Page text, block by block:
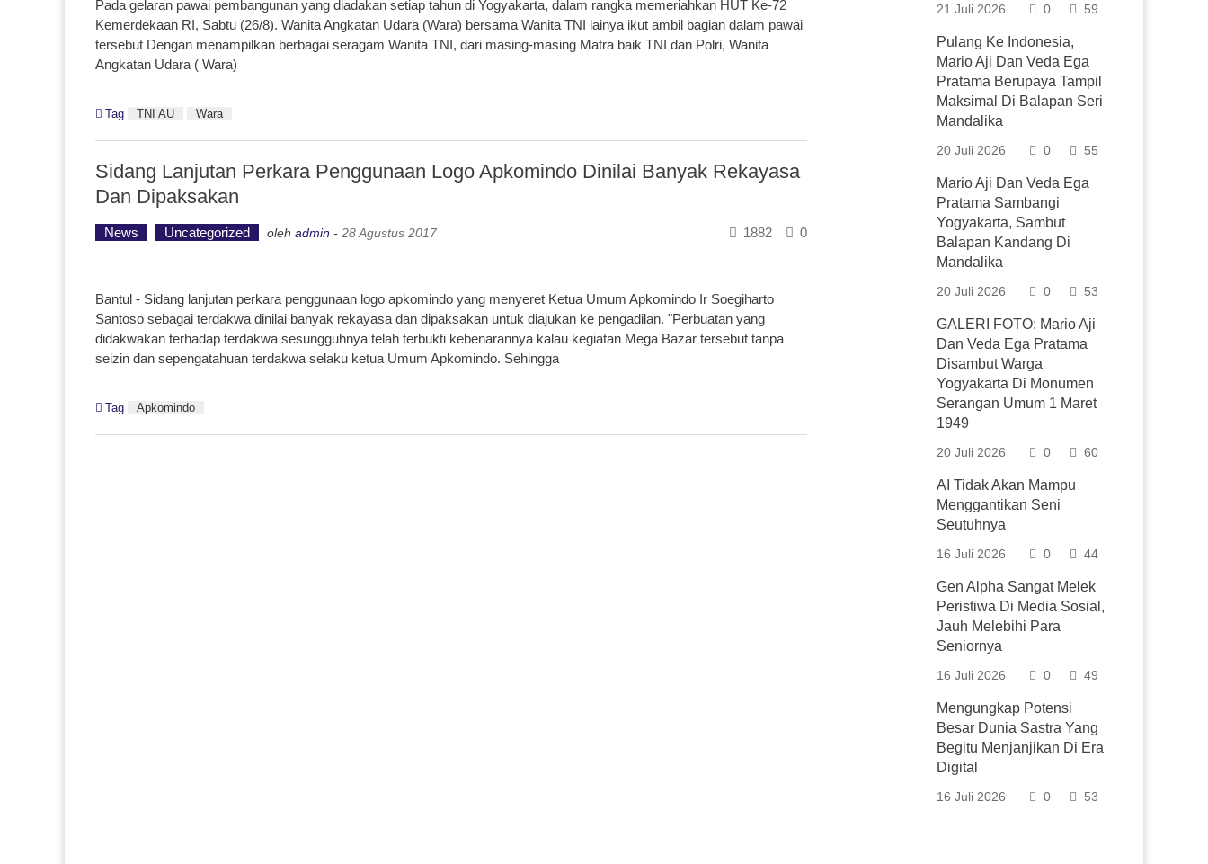
Pada gelaran pawai pembangunan yang diadakan setiap tahun di Yogyakarta, dalam rangka memeriahkan HUT Ke-72
Kemerdekaan RI, Sabtu (26/8). Wanita Angkatan Udara (Wara) bersama Wanita TNI lainya ikut ambil bagian dalam pawai
tersebut Dengan menampilkan berbagai seragam Wanita TNI, dari masing-masing Matra baik TNI dan Polri, Wanita
Angkatan Udara ( Wara)
Tag TNI AU Wara
Sidang Lanjutan Perkara Penggunaan Logo Apkomindo Dinilai Banyak Rekayasa
Dan Dipaksakan
News Uncategorized oleh admin - 28 Agustus 2017 0
1882
Bantul - Sidang lanjutan perkara penggunaan logo apkomindo yang menyeret Ketua Umum Apkomindo Ir Soegiharto
Santoso sebagai terdakwa dinilai banyak rekayasa dan dipaksakan untuk diajukan ke pengadilan. "Perbuatan yang
didakwakan terhadap terdakwa sesungguhnya telah terbukti kebenarannya kalau kegiatan Mega Bazar tersebut tanpa
seizin dan sepengatahuan terdakwa selaku ketua Umum Apkomindo. Sehingga
Tag Apkomindo
21 Juli 2026 0 59
Pulang Ke Indonesia,
Mario Aji Dan Veda Ega
Pratama Berupaya Tampil
Maksimal Di Balapan Seri
Mandalika
20 Juli 2026 0 55
Mario Aji Dan Veda Ega
Pratama Sambangi
Yogyakarta, Sambut
Balapan Kandang Di
Mandalika
20 Juli 2026 0 53
GALERI FOTO: Mario Aji
Dan Veda Ega Pratama
Disambut Warga
Yogyakarta Di Monumen
Serangan Umum 1 Maret
1949
20 Juli 2026 0 60
AI Tidak Akan Mampu
Menggantikan Seni
Seutuhnya
16 Juli 2026 0 44
Gen Alpha Sangat Melek
Peristiwa Di Media Sosial,
Jauh Melebihi Para
Seniornya
16 Juli 2026 0 49
Mengungkap Potensi
Besar Dunia Sastra Yang
Begitu Menjanjikan Di Era
Digital
16 Juli 2026 0 53